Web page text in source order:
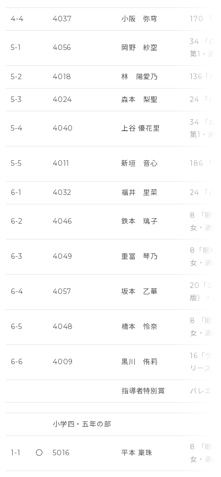
4-4 4037 小阪 弥穹 170 「
5-1 4056 岡野 紗空
34 「白
第1・遅
5-2 4018 林 陽愛乃 136「パ
5-3 4024 森本 梨聖 24 「パ
5-4 4040 上谷 優花里
34 「白
第1・遅
5-5 4011 新垣 音心 186 「
6-1 4032 福井 里菜 24 「パ
6-2 4046 鉄本 璃子
8 「眠れ
女・遅め
6-3 4049 重冨 琴乃
8「眠れ
女・遅め
6-4 4057 坂本 乙華
20「ジ
版）・遅
6-5 4048 橋本 怜奈
8 「眠れ
女・遅め
6-6 4009 黒川 侑莉
16「ラ
リーズ・
指導者特別賞 バレエ
小学四・五年の部
1-1 〇 5016 平本 稟珠
8 「眠れ
女・遅め